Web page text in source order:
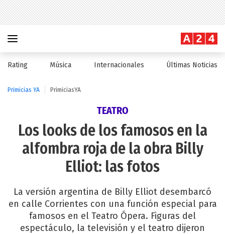
Rating Música Internacionales Últimas Noticias
Primicias YA PrimiciasYA
TEATRO
Los looks de los famosos en la
alfombra roja de la obra Billy
Elliot: las fotos
La versión argentina de Billy Elliot desembarcó
en calle Corrientes con una función especial para
famosos en el Teatro Ópera. Figuras del
espectáculo, la televisión y el teatro dijeron